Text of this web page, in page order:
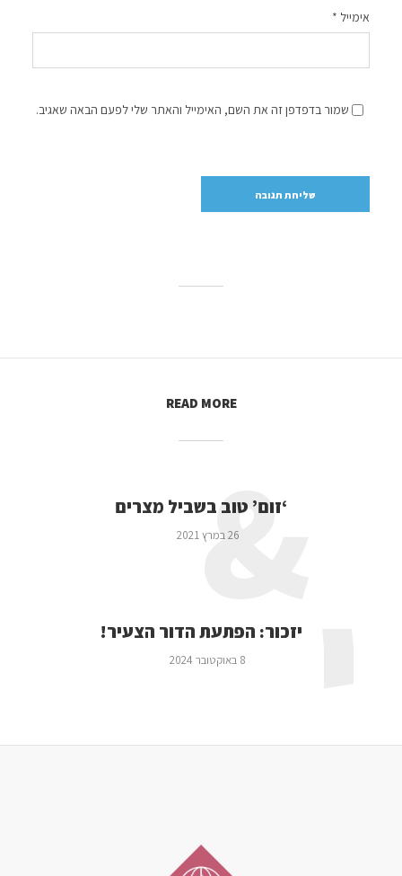
אימייל *
שמור בדפדפן זה את השם, האימייל והאתר שלי לפעם הבאה שאגיב.
READ MORE
‘זום’ טוב בשביל מצרים
26 במרץ 2021
&
יזכור: הפתעת הדור הצעיר!
8 באוקטובר 2024